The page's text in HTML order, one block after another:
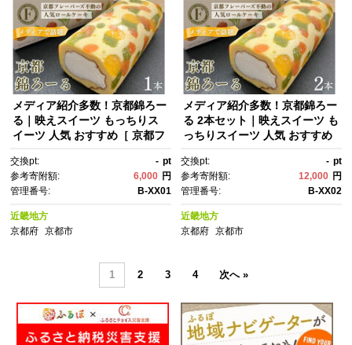
メディア紹介多数！京都錦ろー
る｜映えスイーツ もっちりス
イーツ 人気 おすすめ［ 京都フ
ーキ わらび餅のスポンジ 人
気 おすすめ ケーキ 洋菓子 お菓
子 グルメ ギフト プレゼント お
取り寄せ 通販 送料無料 ふるさ
と納税 ］
交換pt: - pt
参考寄附額:
6,000 円
管理番号:
B-XX01
近畿地方
京都府
京都市
メディア紹介多数！京都錦ろー
る 2本セット｜映えスイーツ も
っちりスイーツ 人気 おすすめ
ロールケーキ わらび餅のスポ
ンジ 人気 おすすめ ケーキ 洋菓
子 お菓子 グルメ ギフト プレゼ
ント お取り寄せ 通販 送料無
料 ふるさと納税 ］
交換pt: - pt
参考寄附額:
12,000 円
管理番号:
B-XX02
近畿地方
京都府 京都市
1 2 3 4 次へ »